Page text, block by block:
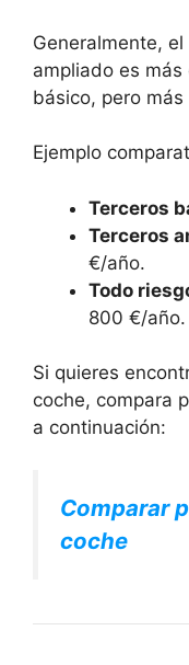
Generalmente,
ampliado es
básico, pero
Ejemplo
Terceros
Terceros
€/año.
Todo
800 €/año.
Si quieres
coche, compara
a continuación:
Comparar
coche